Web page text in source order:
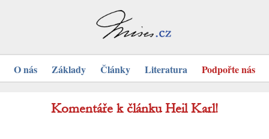
O nás Základy Články Literatura Podpořte nás
Komentáře k článku Heil Karl!